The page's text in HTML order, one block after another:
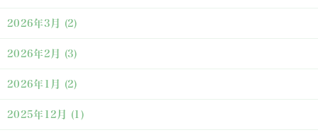
2026年3月 (2)
2026年2月 (3)
2026年1月 (2)
2025年12月 (1)